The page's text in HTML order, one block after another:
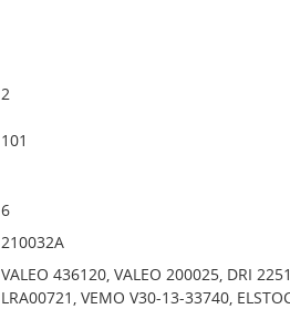
2
101
6
210032A
VALEO 436120, VALEO 200025, DRI
LRA00721, VEMO V30-13-33740,